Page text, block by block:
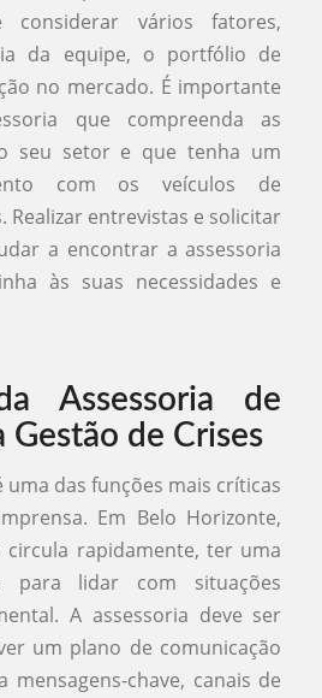
considerar vários fatores,
da equipe, o portfólio de
no mercado. É importante
que compreenda as
seu setor e que tenha um
com os veículos de
Realizar entrevistas e solicitar
a encontrar a assessoria
às suas necessidades e
Assessoria de
Gestão de Crises
uma das funções mais críticas
Em Belo Horizonte,
circula rapidamente, ter uma
para lidar com situações
A assessoria deve ser
um plano de comunicação
mensagens-chave, canais de